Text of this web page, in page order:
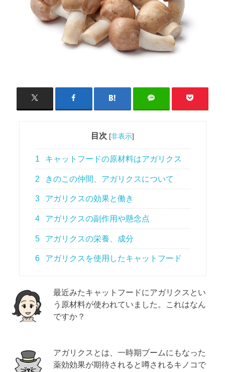
目次 [非表示]
1 キャットフードの原材料はアガリクス
2 きのこの仲間、アガリクスについて
3 アガリクスの効果と働き
4 アガリクスの副作用や懸念点
5 アガリクスの栄養、成分
6 アガリクスを使用したキャットフード
最近みたキャットフードにアガリクスとい
う原材料が使われていました。これはなん
ですか？
アガリクスとは、一時期ブームにもなった
薬効効果が期待されると噂されるキノコで